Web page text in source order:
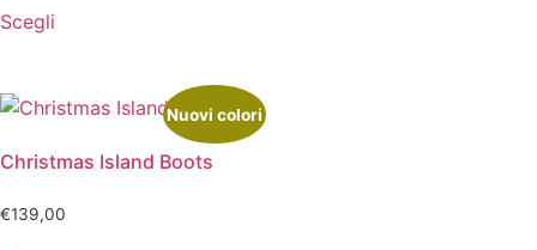
Scegli
Christmas Island Boots
Nuovi colori
€139,00